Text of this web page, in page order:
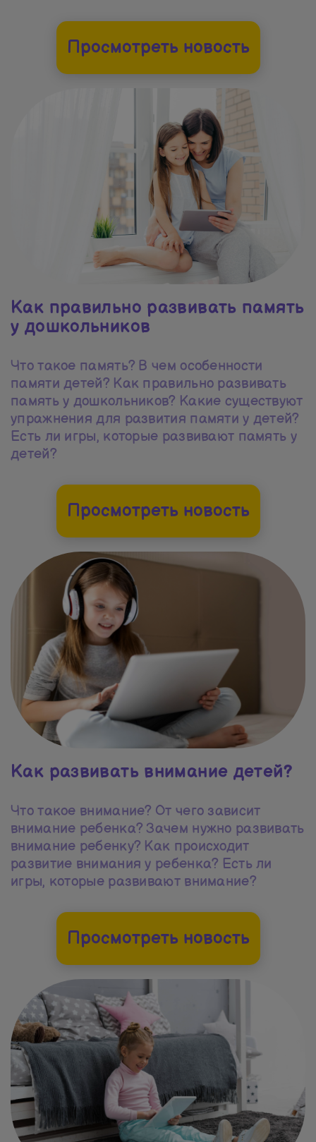
Просмотреть новость
Как правильно развивать память
у дошкольников
Что такое память? В чем особенности
памяти детей? Как правильно развивать
память у дошкольников? Какие существуют
упражнения для развития памяти у детей?
Есть ли игры, которые развивают память у
детей?
Просмотреть новость
Как развивать внимание детей?
Что такое внимание? От чего зависит
внимание ребенка? Зачем нужно развивать
внимание ребенку? Как происходит
развитие внимания у ребенка? Есть ли
игры, которые развивают внимание?
Просмотреть новость